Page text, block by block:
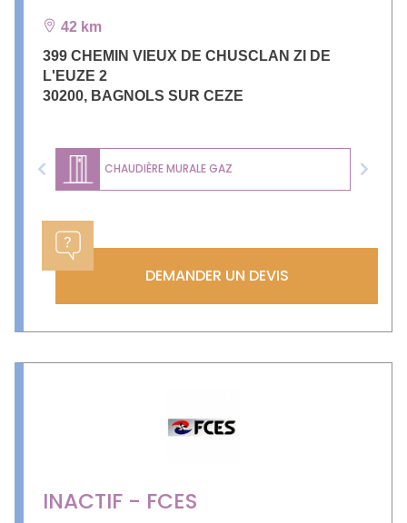
42 km
399 CHEMIN VIEUX DE CHUSCLAN ZI DE
L'EUZE 2
30200, BAGNOLS SUR CEZE
CHAUDIÈRE MURALE GAZ
Previous Next
DEMANDER UN DEVIS
INACTIF - FCES